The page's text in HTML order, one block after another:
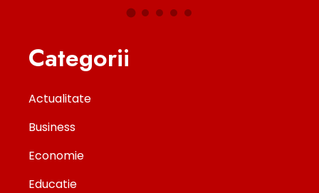
Categorii
Actualitate
Business
Economie
Educatie